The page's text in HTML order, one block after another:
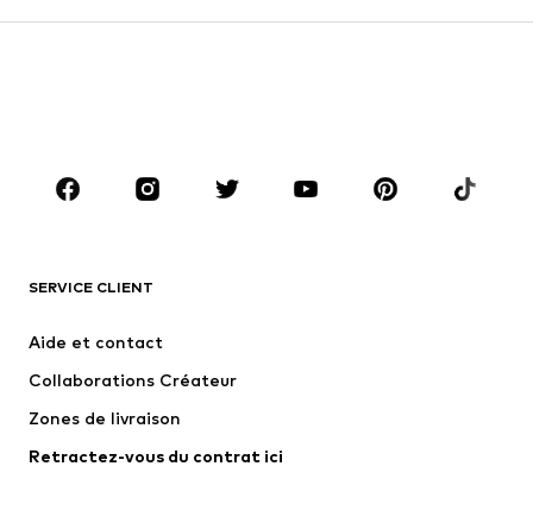
Jupes
Blouses et tuniques
Accessoires
Premium
Nouveautés
Lingerie
Manteaux
Jupes
SERVICE CLIENT
Aide et contact
Collaborations Créateur
Zones de livraison
Retractez-vous du contrat ici